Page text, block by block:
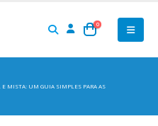
0
E MISTA: UM GUIA SIMPLES PARA AS